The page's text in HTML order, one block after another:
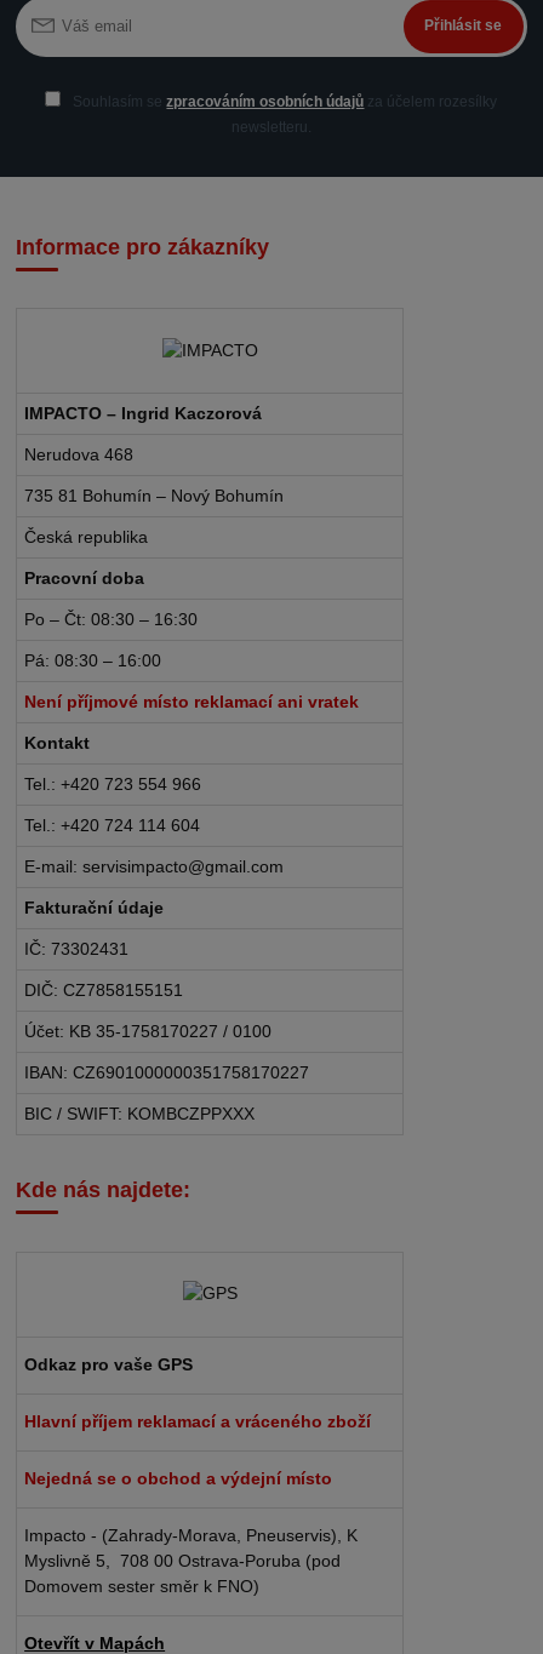
Přihlásit se
Souhlasím sezpracováním osobních údajů za účelem rozesílky
newsletteru.
Informace pro zákazníky
IMPACTO – Ingrid Kaczorová
Nerudova 468
735 81 Bohumín – Nový Bohumín
Česká republika
Pracovní doba
Po – Čt: 08:30 – 16:30
Pá: 08:30 – 16:00
Není příjmové místo reklamací ani vratek
Kontakt
Tel.: +420 723 554 966
Tel.: +420 724 114 604
E-mail: servisimpacto@gmail.com
Fakturační údaje
IČ: 73302431
DIČ: CZ7858155151
Účet: KB 35-1758170227 / 0100
IBAN: CZ6901000000351758170227
BIC / SWIFT: KOMBCZPPXXX
Kde nás najdete:
Odkaz pro vaše GPS
Hlavní příjem reklamací a vráceného zboží
Nejedná se o obchod a výdejní místo
Impacto - (Zahrady-Morava, Pneuservis), K
Myslivně 5, 708 00 Ostrava-Poruba (pod
Domovem sester směr k FNO)
Otevřít v Mapách